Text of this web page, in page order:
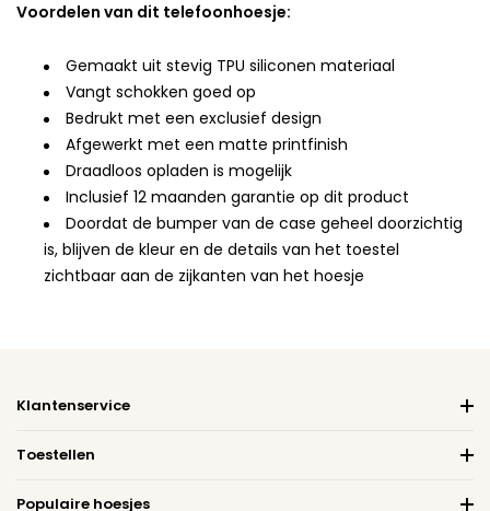
Voordelen van dit telefoonhoesje:
Gemaakt uit stevig TPU siliconen materiaal
Vangt schokken goed op
Bedrukt met een exclusief design
Afgewerkt met een matte printfinish
Draadloos opladen is mogelijk
Inclusief 12 maanden garantie op dit product
Doordat de bumper van de case geheel doorzichtig
is, blijven de kleur en de details van het toestel
zichtbaar aan de zijkanten van het hoesje
Klantenservice
Toestellen
Populaire hoesjes